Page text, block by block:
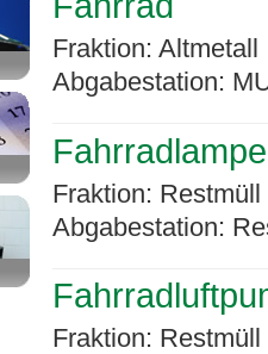
Fraktion: Altmetall
Abgabestation:
Fraktion: Restmüll
Abgabestation:
Fraktion: Restmüll